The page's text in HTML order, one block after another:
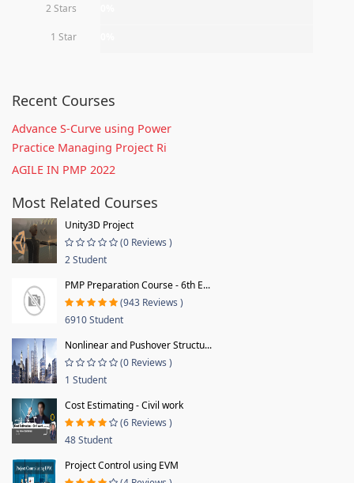
2 Stars
1 Star
Recent Courses
Advance S-Curve using Power
Practice Managing Project Ri
AGILE IN PMP 2022
Most Related Courses
Unity3D Project
(0 Reviews )
2 Student
PMP Preparation Course - 6th E...
(943 Reviews )
6910 Student
Nonlinear and Pushover Structu...
(0 Reviews )
1 Student
Cost Estimating - Civil work
(6 Reviews )
48 Student
Project Control using EVM